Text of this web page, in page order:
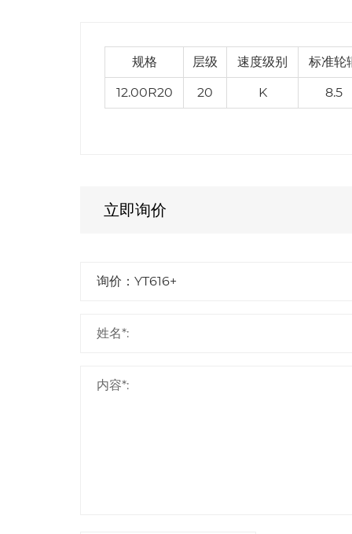
规格 层级 速度级别 标准轮
12.00R20 20 K 8.5
立即询价